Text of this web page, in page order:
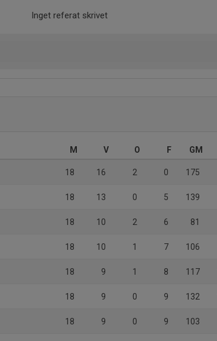
Inget referat skrivet
M V O F GM
18 16 2 0 175
18 13 0 5 139
18 10 2 6 81
18 10 1 7 106
18 9 1 8 117
18 9 0 9 132
18 9 0 9 103